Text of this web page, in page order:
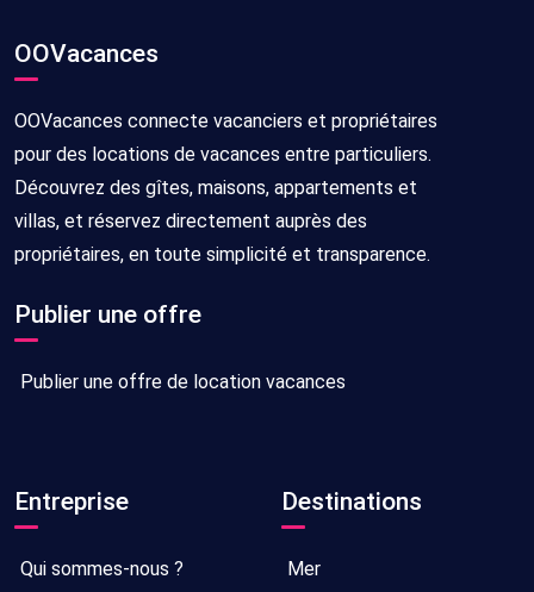
OOVacances
OOVacances connecte vacanciers et propriétaires
pour des locations de vacances entre particuliers.
Découvrez des gîtes, maisons, appartements et
villas, et réservez directement auprès des
propriétaires, en toute simplicité et transparence.
Publier une offre
Publier une offre de location vacances
Entreprise
Qui sommes-nous ?
Destinations
Mer